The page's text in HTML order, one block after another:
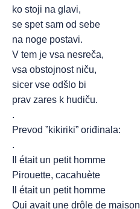
ko stoji na glavi,
se spet sam od sebe
na noge postavi.
V tem je vsa nesreča,
vsa obstojnost niču,
sicer vse odšlo bi
prav zares k hudiču.
.
Prevod ”kikiriki” oriđinala:
.
Il était un petit homme
Pirouette, cacahuète
Il était un petit homme
Qui avait une drôle de maison